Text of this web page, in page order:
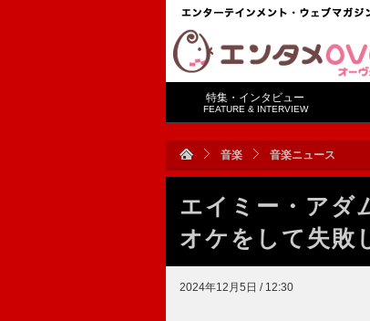
特集・インタビュー
FEATURE & INTERVIEW
音楽 音楽ニュース
エイミー・アダ
オケをして失敗
2024年12月5日 / 12:30